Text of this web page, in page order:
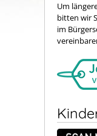
Um
bitten wir
im